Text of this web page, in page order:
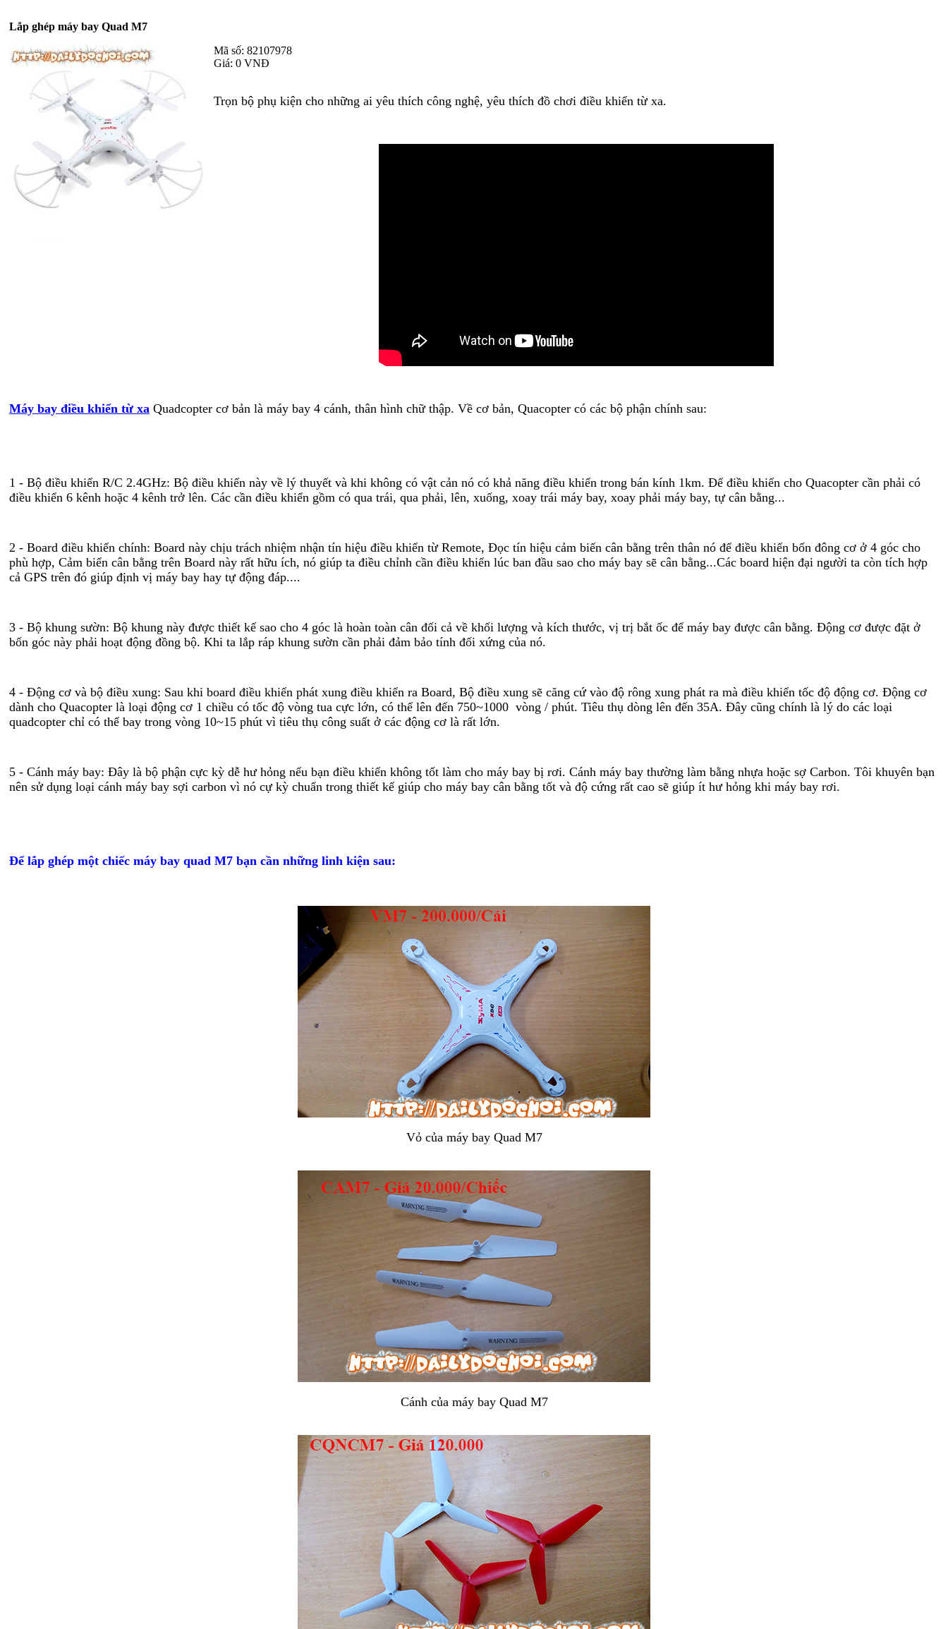
Lắp ghép máy bay Quad M7
Mã số: 82107978
Giá: 0 VNĐ
Trọn bộ phụ kiện cho những ai yêu thích công nghệ, yêu thích đồ chơi điều khiển từ xa.
Máy bay điều khiển từ xa Quadcopter cơ bản là máy bay 4 cánh, thân hình chữ thập. Về cơ bản, Quacopter có các bộ phận chính sau:
1 - Bộ điều khiển R/C 2.4GHz: Bộ điều khiển này về lý thuyết và khi không có vật cản nó có khả năng điều khiển trong bán kính 1km. Để điều khiển cho Quacopter cần phải có
điều khiển 6 kênh hoặc 4 kênh trở lên. Các cần điều khiển gồm có qua trái, qua phải, lên, xuống, xoay trái máy bay, xoay phải máy bay, tự cân bằng...
2 - Board điều khiển chính: Board này chịu trách nhiệm nhận tín hiệu điều khiển từ Remote, Đọc tín hiệu cảm biến cân bằng trên thân nó để điều khiển bốn đông cơ ở 4 góc cho
phù hợp, Cảm biển cân bằng trên Board này rất hữu ích, nó giúp ta điều chỉnh cần điều khiển lúc ban đầu sao cho máy bay sẽ cân bằng...Các board hiện đại người ta còn tích hợp
cả GPS trên đó giúp định vị máy bay hay tự động đáp....
3 - Bộ khung sườn: Bộ khung này được thiết kế sao cho 4 góc là hoàn toàn cân đối cả về khối lượng và kích thước, vị trị bắt ốc để máy bay được cân bằng. Động cơ được đặt ở
bốn góc này phải hoạt động đồng bộ. Khi ta lắp ráp khung sườn cần phải đảm bảo tính đối xứng của nó.
4 - Động cơ và bộ điều xung: Sau khi board điều khiển phát xung điều khiển ra Board, Bộ điều xung sẽ căng cứ vào độ rông xung phát ra mà điều khiển tốc độ động cơ. Động cơ
dành cho Quacopter là loại động cơ 1 chiều có tốc độ vòng tua cực lớn, có thể lên đến 750~1000 vòng / phút. Tiêu thụ dòng lên đến 35A. Đây cũng chính là lý do các loại
quadcopter chỉ có thể bay trong vòng 10~15 phút vì tiêu thụ công suất ở các động cơ là rất lớn.
5 - Cánh máy bay: Đây là bộ phận cực kỳ dễ hư hỏng nếu bạn điều khiển không tốt làm cho máy bay bị rơi. Cánh máy bay thường làm bằng nhựa hoặc sợ Carbon. Tôi khuyên bạn
nên sử dụng loại cánh máy bay sợi carbon vì nó cự kỳ chuẩn trong thiết kế giúp cho máy bay cân bằng tốt và độ cứng rất cao sẽ giúp ít hư hỏng khi máy bay rơi.
Để lắp ghép một chiếc máy bay quad M7 bạn cần những linh kiện sau:
Vỏ của máy bay Quad M7
Cánh của máy bay Quad M7